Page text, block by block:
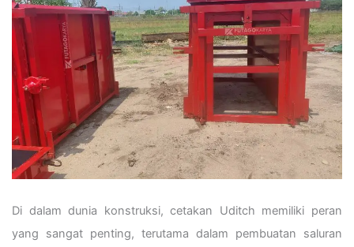
Di dalam dunia konstruksi, cetakan Uditch memiliki peran
yang sangat penting, terutama dalam pembuatan saluran